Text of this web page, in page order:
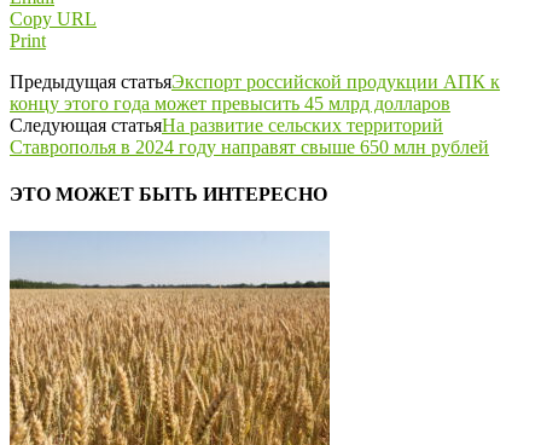
Copy URL
Print
Предыдущая статьяЭкспорт российской продукции АПК к
концу этого года может превысить 45 млрд долларов
Следующая статьяНа развитие сельских территорий
Ставрополья в 2024 году направят свыше 650 млн рублей
ЭТО МОЖЕТ БЫТЬ ИНТЕРЕСНО